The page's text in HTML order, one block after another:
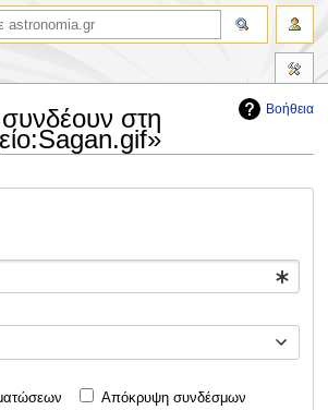
Βοήθεια
στη
Απόκρυψη συνδέσμων